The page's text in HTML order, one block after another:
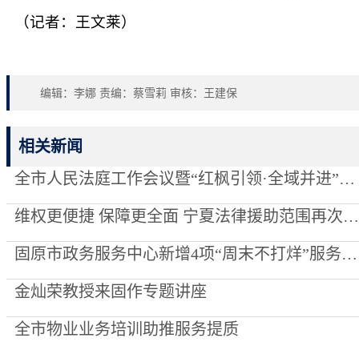
（记者：王文莱）
编辑：李娜 责编：蔡雪莉 审核：王建保
相关新闻
全市人民法庭工作会议暨“红枫引领·全域并进”项目创建推进会召开
维权更便捷 保障更全面 宁夏法律援助范围再次“扩容”
固原市政务服务中心新增4项“周末不打烊”服务事项
金灿荣教授来固作专题讲座
全市物业业务培训助推服务提质